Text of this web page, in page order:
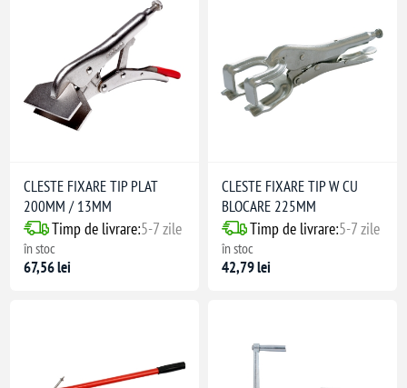
CLESTE FIXARE TIP PLAT
200MM / 13MM
Timp de livrare:5-7 zile
în stoc
67,56 lei
CLESTE FIXARE TIP W CU
BLOCARE 225MM
Timp de livrare:5-7 zile
în stoc
42,79 lei